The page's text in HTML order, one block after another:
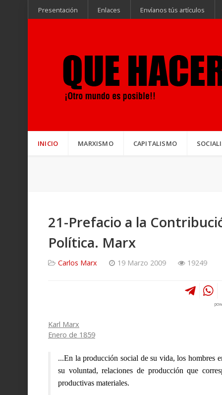
Presentación Enlaces Envíanos tús artículos
INICIO MARXISMO CAPITALISMO
21-Prefacio a la
Política. Marx
Carlos Marx 19 Marzo 2009 19249
Karl Marx
Enero de 1859
...En la producción social de su vida, los hombres
su voluntad, relaciones de producción que
productivas materiales.